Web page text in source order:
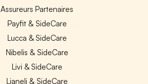
Assureurs Partenaires
Payfit & SideCare
Lucca & SideCare
Nibelis & SideCare
Livi & SideCare
Lianeli & SideCare